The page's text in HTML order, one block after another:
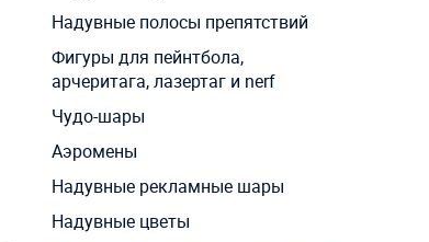
Надувные полосы препятствий
Фигуры для пейнтбола,
арчеритага, лазертаг и nerf
Чудо-шары
Аэромены
Надувные рекламные шары
Надувные цветы